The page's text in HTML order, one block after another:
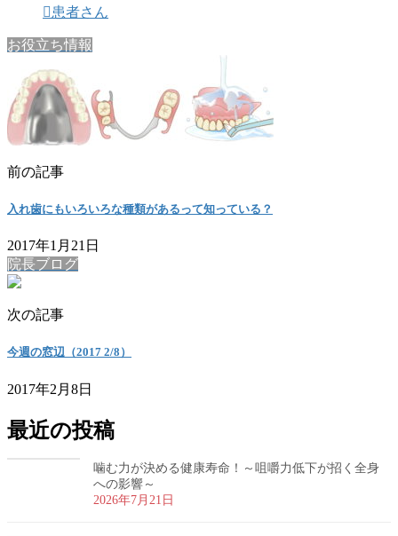
患者さん
お役立ち情報
前の記事
入れ歯にもいろいろな種類があるって知っている？
2017年1月21日
院長ブログ
次の記事
今週の窓辺（2017 2/8）
2017年2月8日
最近の投稿
噛む力が決める健康寿命！～咀嚼力低下が招く全身
への影響～
2026年7月21日